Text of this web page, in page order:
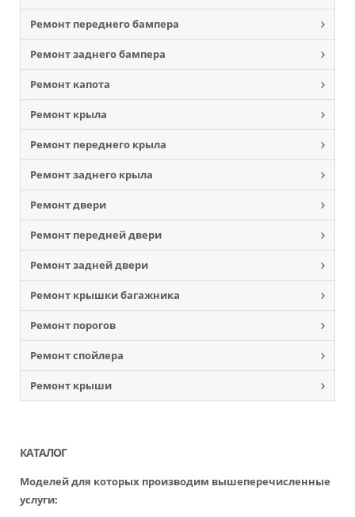
Ремонт переднего бампера
Ремонт заднего бампера
Ремонт капота
Ремонт крыла
Ремонт переднего крыла
Ремонт заднего крыла
Ремонт двери
Ремонт передней двери
Ремонт задней двери
Ремонт крышки багажника
Ремонт порогов
Ремонт спойлера
Ремонт крыши
КАТАЛОГ
Моделей для которых производим вышеперечисленные
услуги: